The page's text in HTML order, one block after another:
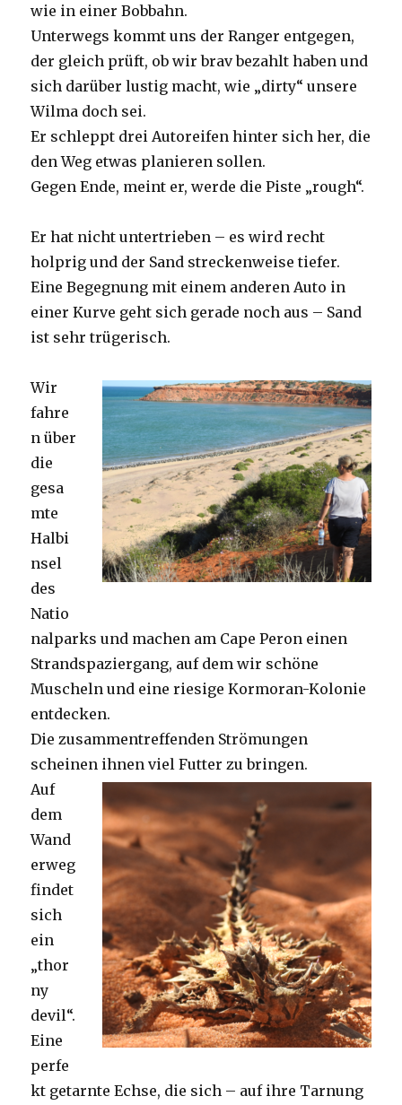
wie in einer Bobbahn.
Unterwegs kommt uns der Ranger entgegen,
der gleich prüft, ob wir brav bezahlt haben und
sich darüber lustig macht, wie „dirty“ unsere
Wilma doch sei.
Er schleppt drei Autoreifen hinter sich her, die
den Weg etwas planieren sollen.
Gegen Ende, meint er, werde die Piste „rough“.
Er hat nicht untertrieben – es wird recht
holprig und der Sand streckenweise tiefer.
Eine Begegnung mit einem anderen Auto in
einer Kurve geht sich gerade noch aus – Sand
ist sehr trügerisch.
Wir
fahre
n über
die
gesa
mte
Halbi
nsel
des
Natio
nalparks und machen am Cape Peron einen
Strandspaziergang, auf dem wir schöne
Muscheln und eine riesige Kormoran-Kolonie
entdecken.
Die zusammentreffenden Strömungen
scheinen ihnen viel Futter zu bringen.
Auf
dem
Wand
erweg
findet
sich
ein
„thor
ny
devil“.
Eine
perfe
kt getarnte Echse, die sich – auf ihre Tarnung